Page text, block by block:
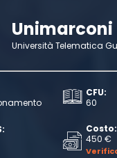
Unimarconi
Università Telematica
CFU:
60
Costo:
450 €